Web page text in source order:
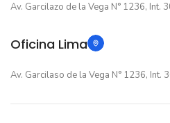
Av. Garcilazo de la Vega N° 1236, Int.
Oficina Lima
Av. Garcilaso de la Vega N° 1236, Int.